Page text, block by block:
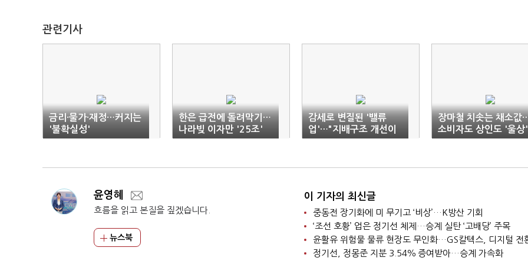
관련기사
금리·물가·재정…커지는
'불확실성'
한은 급전에 돌려막기…
나라빚 이자만 '25조'
감세로 변질된 '밸류
업'…"지배구조 개선이
먼저"
장마철 치솟는 채소값
소비자도 상인도 '울상'
윤영혜
흐름을 읽고 본질을 짚겠습니다.
뉴스북
이 기자의 최신글
중동전 장기화에 미 무기고 ‘비상’…K방산 기회
‘조선 호황’ 업은 정기선 체제…승계 실탄 ‘고배당’ 주목
윤활유 위험물 물류 현장도 무인화…GS칼텍스, 디지털 전
정기선, 정몽준 지분 3.54％ 증여받아…승계 가속화